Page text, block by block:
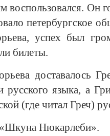
воспользовался. Он
петербургское
успех был
билеты.
доставалось
русского языка, а
(где читал Греч)
«Шкуна Нюкарлеби».